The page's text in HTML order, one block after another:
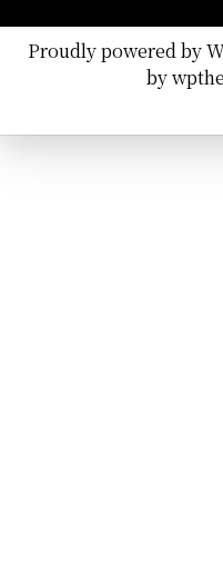
Proudly powered by
by